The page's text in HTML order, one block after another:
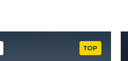
TOP